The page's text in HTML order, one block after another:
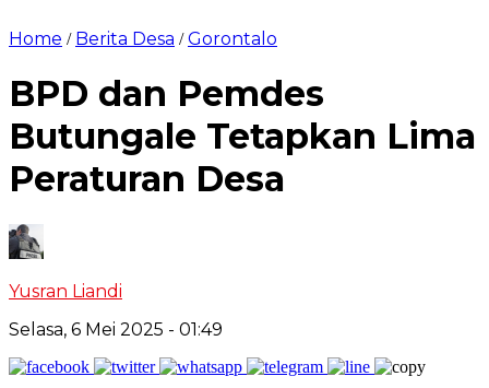
Home / Berita Desa /Gorontalo
BPD dan Pemdes
Butungale Tetapkan Lima
Peraturan Desa
Yusran Liandi
Selasa, 6 Mei 2025 - 01:49